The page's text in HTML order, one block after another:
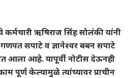
कर्मचारी ऋषिराज सिंह सोलंकी यांनी
गणपत सपाटे व ज्ञानेश्वर बबन सपाटे
आला आहे. यापूर्वी नोटीस देऊनही
पूर्ण केल्यामुळे त्यांच्यावर प्राचीन